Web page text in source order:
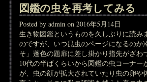
図鑑の虫を再考してみる
Posted by admin on 2016年5月14日
生き物図鑑というものを久しぶりに読
のですが、いつ昆虫のページになるのか
そ」蓬色の題扉に差し掛かり指先がざわ
10代の半ばくらいから図鑑の虫コーナ
が、虫の顔が拡大されていたり虫の卵や